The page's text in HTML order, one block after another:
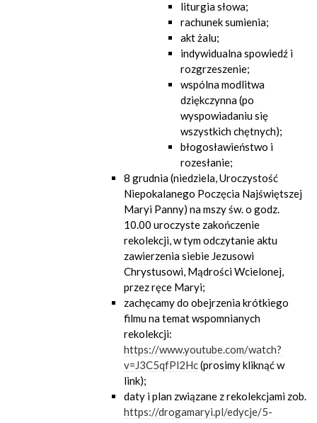
liturgia słowa;
rachunek sumienia;
akt żalu;
indywidualna spowiedź i
rozgrzeszenie;
wspólna modlitwa
dziękczynna (po
wyspowiadaniu się
wszystkich chętnych);
błogosławieństwo i
rozesłanie;
8 grudnia (niedziela, Uroczystość
Niepokalanego Poczęcia Najświętszej
Maryi Panny) na mszy św. o godz.
10.00 uroczyste zakończenie
rekolekcji, w tym odczytanie aktu
zawierzenia siebie Jezusowi
Chrystusowi, Mądrości Wcielonej,
przez ręce Maryi;
zachęcamy do obejrzenia krótkiego
filmu na temat wspomnianych
rekolekcji:
https://www.youtube.com/watch?
v=J3C5qfPl2Hc(prosimy kliknąć w
link);
daty i plan związane z rekolekcjami zob.
https://drogamaryi.pl/edycje/5-